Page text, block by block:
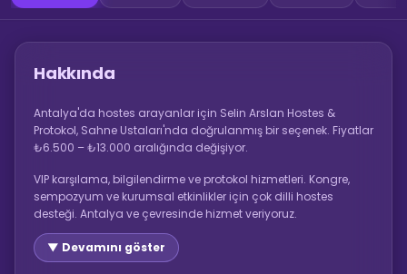
Hakkında
Antalya'da hostes arayanlar için Selin Arslan Hostes &
Protokol, Sahne Ustaları'nda doğrulanmış bir seçenek. Fiyatlar
₺6.500 – ₺13.000 aralığında değişiyor.
VIP karşılama, bilgilendirme ve protokol hizmetleri. Kongre,
sempozyum ve kurumsal etkinlikler için çok dilli hostes
desteği. Antalya ve çevresinde hizmet veriyoruz.
▼ Devamını göster